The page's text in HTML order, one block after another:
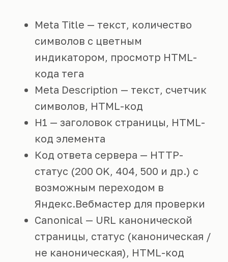
Meta Title — текст, количество
символов с цветным
индикатором, просмотр HTML-
кода тега
Meta Description — текст, счетчик
символов, HTML-код
H1 — заголовок страницы, HTML-
код элемента
Код ответа сервера — HTTP-
статус (200 OK, 404, 500 и др.) с
возможным переходом в
Яндекс.Вебмастер для проверки
Canonical — URL канонической
страницы, статус (каноническая /
не каноническая), HTML-код